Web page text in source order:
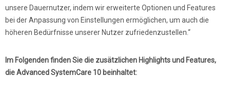
unsere Dauernutzer, indem wir erweiterte Optionen und Features
bei der Anpassung von Einstellungen ermöglichen, um auch die
höheren Bedürfnisse unserer Nutzer zufriedenzustellen.“
Im Folgenden finden Sie die zusätzlichen Highlights und Features,
die Advanced SystemCare 10 beinhaltet: